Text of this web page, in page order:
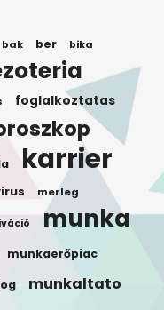
bak ber bika
foglalkoztatas
karrier
merleg
munka
munkaerőpiac
munkaltato